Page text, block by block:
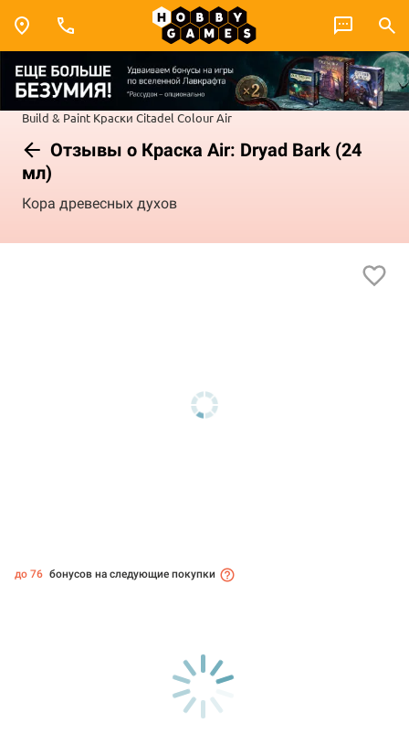
Build & Paint Краски Citadel ColourAir
Отзывы о Краска Air: Dryad Bark (24
мл)
Кора древесных духов
до 76 бонусов на следующие покупки